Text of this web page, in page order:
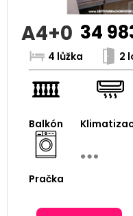
A4+0 34
4 lůžka
2
Balkón
Pračka